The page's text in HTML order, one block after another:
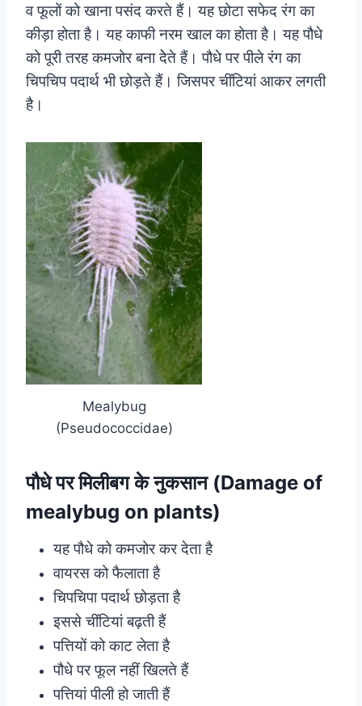
व फूलों को खाना पसंद करते हैं। यह छोटा सफेद रंग का
कीड़ा होता है। यह काफी नरम खाल का होता है। यह पौधे
को पूरी तरह कमजोर बना देेते हैं। पौधे पर पीले रंग का
चिपचिप पदार्थ भी छोड़ते हैं। जिसपर चींटियां आकर लगती
है।
Mealybug
(Pseudococcidae)
पौधे पर मिलीबग के नुकसान (Damage of
mealybug on plants)
यह पौधे को कमजोर कर देता है
वायरस को फैलाता है
चिपचिपा पदार्थ छोड़ता है
इससे चींटियां बढ़ती हैं
पत्तियों को काट लेता है
पौधे पर फूल नहीं खिलते हैं
पत्तियां पीली हो जाती हैं